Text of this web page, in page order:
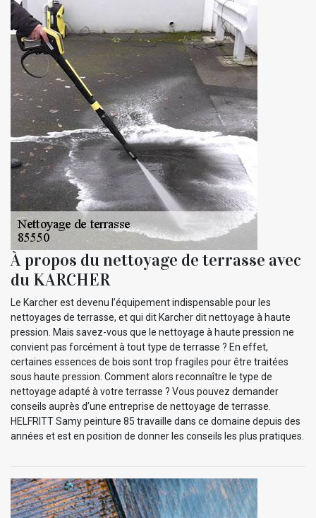
À propos du nettoyage de terrasse avec
du KARCHER
Le Karcher est devenu l’équipement indispensable pour les
nettoyages de terrasse, et qui dit Karcher dit nettoyage à haute
pression. Mais savez-vous que le nettoyage à haute pression ne
convient pas forcément à tout type de terrasse ? En effet,
certaines essences de bois sont trop fragiles pour être traitées
sous haute pression. Comment alors reconnaître le type de
nettoyage adapté à votre terrasse ? Vous pouvez demander
conseils auprès d’une entreprise de nettoyage de terrasse.
HELFRITT Samy peinture 85 travaille dans ce domaine depuis des
années et est en position de donner les conseils les plus pratiques.